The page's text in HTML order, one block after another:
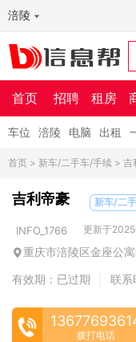
涪陵
首页 招聘 租房
车位 涪陵 电脑 出租
首页 > 新车/二手车/手续 > 吉
吉利帝豪 新车/二
INFO_1766 更新于
重庆市涪陵区金座公
有效期：已过期
联系
拨打电话